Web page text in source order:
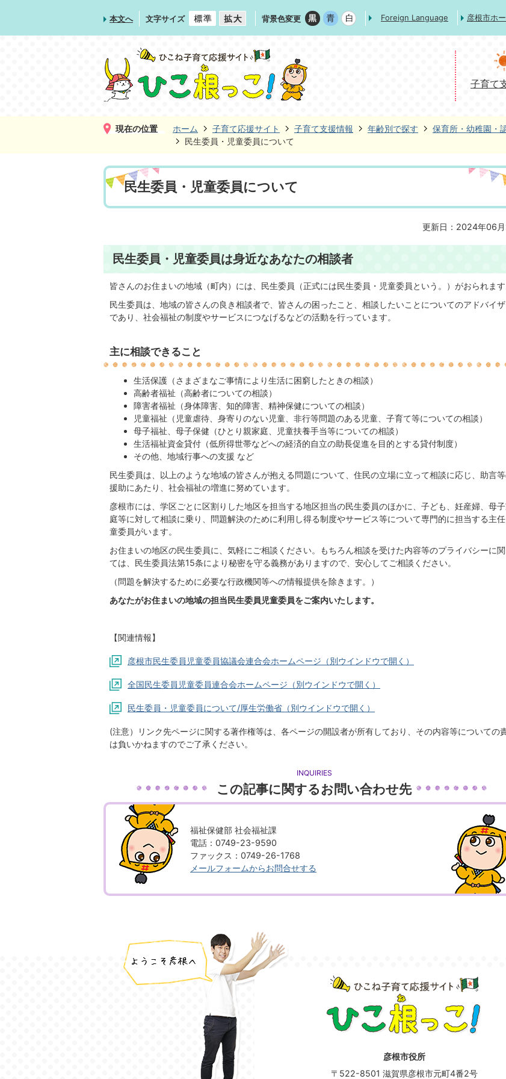
本文へ 文字サイズ 背景色変更 Foreign Language 彦根市ホ
子育て
現在の位置 ホーム 子育て応援サイト 子育て支援情報 年齢別で探す 保育所・幼稚園・
民生委員・児童委員について
民生委員・児童委員について
更新日：2024年06
民生委員・児童委員は身近なあなたの相談者
皆さんのお住まいの地域（町内）には、民生委員（正式には民生委員・児童委員という。）がおられます
民生委員は、地域の皆さんの良き相談者で、皆さんの困ったこと、相談したいことについてのアドバイ
であり、社会福祉の制度やサービスにつなげるなどの活動を行っています。
主に相談できること
生活保護（さまざまなご事情により生活に困窮したときの相談）
高齢者福祉（高齢者についての相談）
障害者福祉（身体障害、知的障害、精神保健についての相談）
児童福祉（児童虐待、身寄りのない児童、非行等問題のある児童、子育て等についての相談）
母子福祉、母子保健（ひとり親家庭、児童扶養手当等についての相談）
生活福祉資金貸付（低所得世帯などへの経済的自立の助長促進を目的とする貸付制度）
その他、地域行事への支援 など
民生委員は、以上のような地域の皆さんが抱える問題について、住民の立場に立って相談に応じ、助言
援助にあたり、社会福祉の増進に努めています。
彦根市には、学区ごとに区割りした地区を担当する地区担当の民生委員のほかに、子ども、妊産婦、母
庭等に対して相談に乗り、問題解決のために利用し得る制度やサービス等について専門的に担当する主
童委員がいます。
お住まいの地区の民生委員に、気軽にご相談ください。もちろん相談を受けた内容等のプライバシーに関
ては、民生委員法第15条により秘密を守る義務がありますので、安心してご相談ください。
（問題を解決するために必要な行政機関等への情報提供を除きます。）
あなたがお住まいの地域の担当民生委員児童委員をご案内いたします。
【関連情報】
彦根市民生委員児童委員協議会連合会ホームページ（別ウインドウで開く）
全国民生委員児童委員連合会ホームページ（別ウインドウで開く）
民生委員・児童委員について/厚生労働省（別ウインドウで開く）
(注意）リンク先ページに関する著作権等は、各ページの開設者が所有しており、その内容等についての
は負いかねますのでご了承ください。
INQUIRIES
この記事に関するお問い合わせ先
福祉保健部 社会福祉課
電話：0749-23-9590
ファックス：0749-26-1768
メールフォームからお問合せする
彦根市役所
〒522-8501 滋賀県彦根市元町4番2号